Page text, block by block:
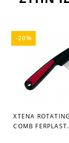
favorite_border
ΧΤΕΝΑ
COMB
-20%